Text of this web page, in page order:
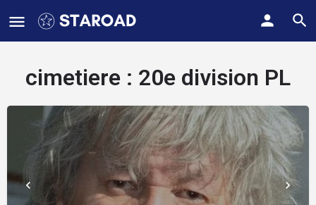
cimetiere : 20e division PL